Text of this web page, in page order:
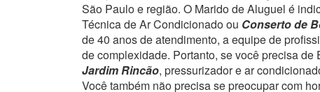
São Paulo e região. O Marido de Aluguel é
Técnica de Ar Condicionado ou Conserto de
de 40 anos de atendimento, a equipe de
de complexidade. Portanto, se você precisa
Jardim Rincão, pressurizador e ar
Você também não precisa se preocupar com